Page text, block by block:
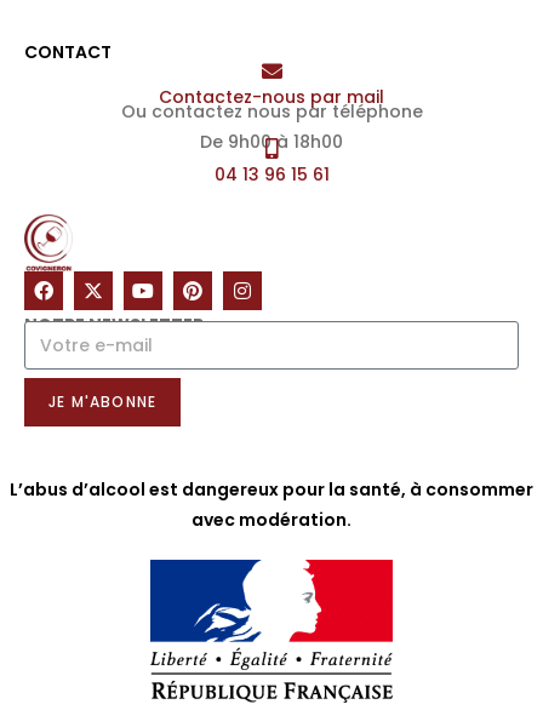
NOTRE NEWSLETTER
JE M'ABONNE
CONTACT
Contactez-nous par mail
Ou contactez nous par téléphone
De 9h00 à 18h00
04 13 96 15 61
L’abus d’alcool est dangereux pour la santé, à consommer
avec modération.